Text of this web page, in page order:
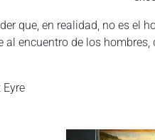
que, en realidad, no es el
al encuentro de los
Eyre